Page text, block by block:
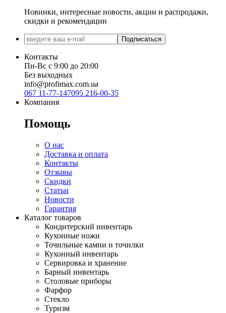
Новинки, интересные новости, акции и распродажи,
скидки и рекомендации
Подписаться
Контакты
Пн-Вс с 9:00 до 20:00
Без выходных
info@profimax.com.ua
067 11-77-147095 216-00-35
Компания
Помощь
О нас
Доставка и оплата
Контакты
Отзывы
Скидки
Статьи
Новости
Гарантия
Каталог товаров
Кондитерский инвентарь
Кухонные ножи
Точильные камни и точилки
Кухонный инвентарь
Сервировка и хранение
Барный инвентарь
Столовые приборы
Фарфор
Стекло
Туризм